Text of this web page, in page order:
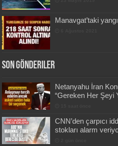
Manavgat’taki
Son Gönderiler
Netanyahu İran
“Gereken Her Şeyi
CNN’den çarpıcı
stokları alarm